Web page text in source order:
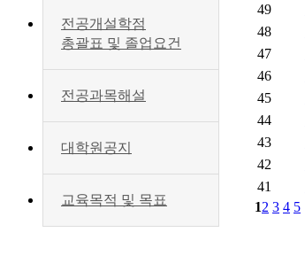
전공개설학점
총괄표 및 졸업요건
전공과목해설
대학원공지
교육목적 및 목표
49
48
47
46
45
44
43
42
41
12 3 4 5